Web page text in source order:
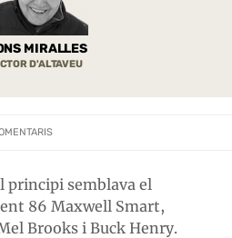
MIRALLES
D'ALTAVEU
principi semblava el
86 Maxwell Smart,
Brooks i Buck Henry.